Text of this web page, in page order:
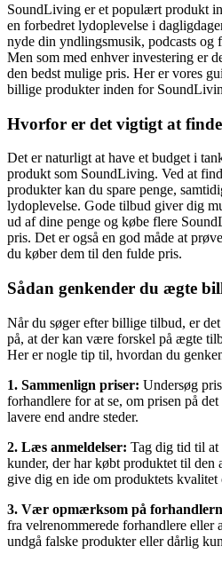
SoundLiving er et populært produkt
en forbedret lydoplevelse i
nyde din yndlingsmusik, podcasts og
Men som med enhver investering er
den bedst mulige pris. Her er vores
billige produkter inden for
Hvorfor er det vigtigt at
Det er naturligt at have et budget i
produkt som SoundLiving. Ved at
produkter kan du spare penge,
lydoplevelse. Gode tilbud giver dig
ud af dine penge og købe flere
pris. Det er også en god måde at
du køber dem til den fulde pris.
Sådan genkender du ægte
Når du søger efter billige tilbud, er
på, at der kan være forskel på ægte
Her er nogle tip til, hvordan du
1. Sammenlign priser: Undersøg
forhandlere for at se, om prisen på
lavere end andre steder.
2. Læs anmeldelser: Tag dig tid til at
kunder, der har købt produktet til den
give dig en ide om produktets
3. Vær opmærksom på
fra velrenommerede forhandlere eller
undgå falske produkter eller dårlig